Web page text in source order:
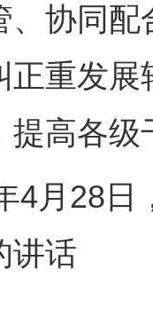
、协同
正重发
提高各
28日，
讲话